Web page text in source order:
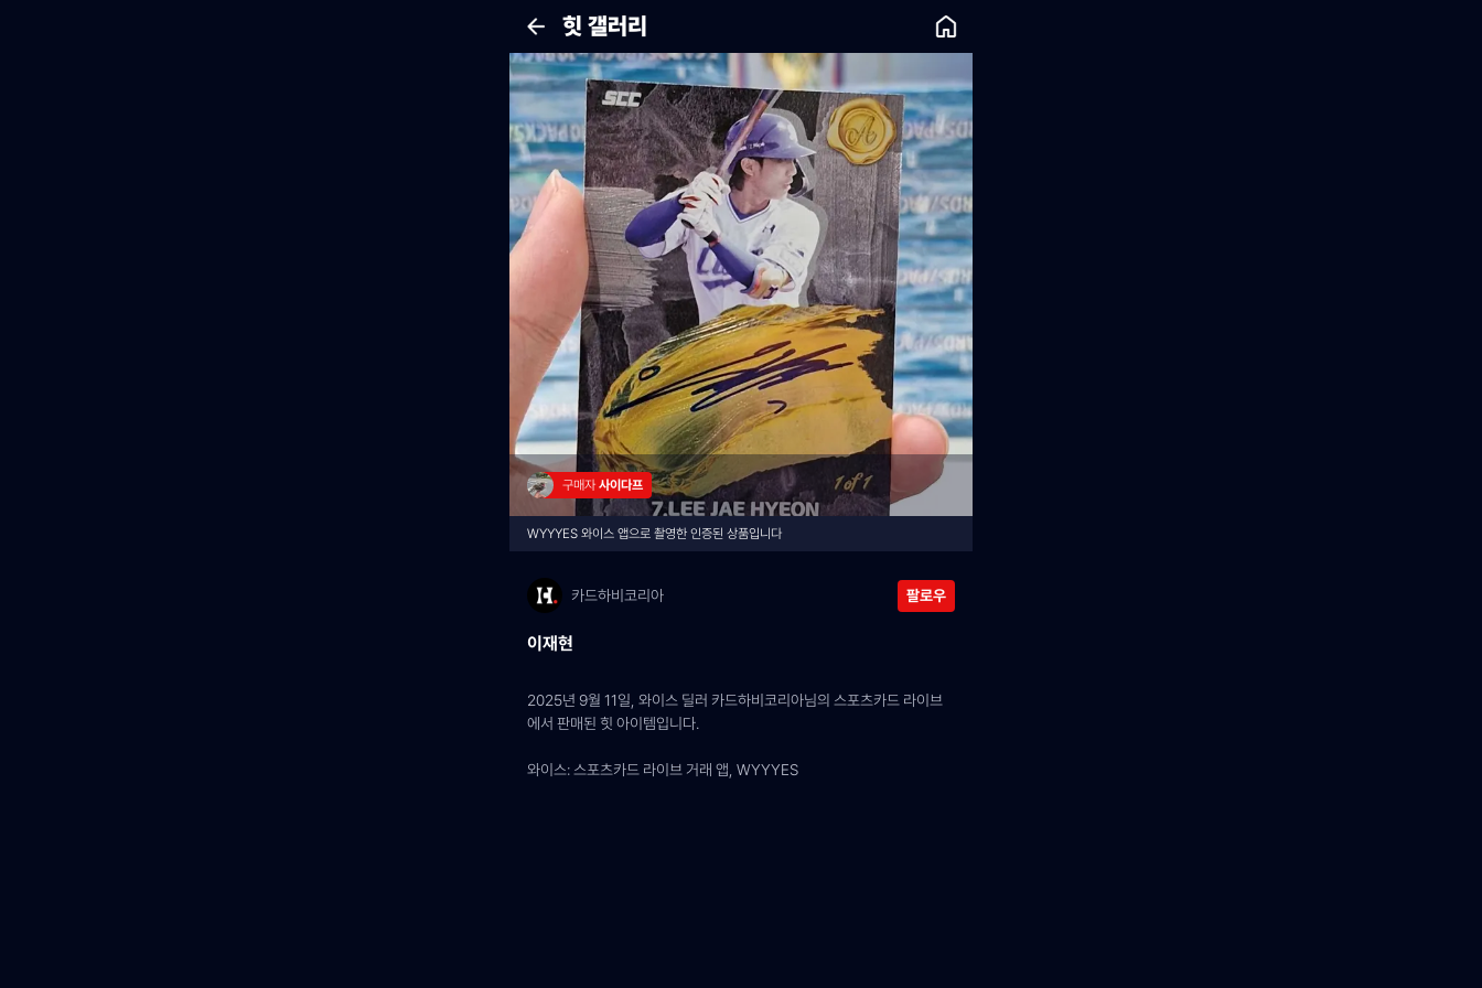
힛 갤러리
구매자 사이다프
WYYYES 와이스 앱으로 촬영한 인증된 상품입니다
카드하비코리아 팔로우
이재현
2025년 9월 11일, 와이스 딜러 카드하비코리아님의 스포츠카드 라이브
에서 판매된 힛 아이템입니다.
와이스: 스포츠카드 라이브 거래 앱, WYYYES